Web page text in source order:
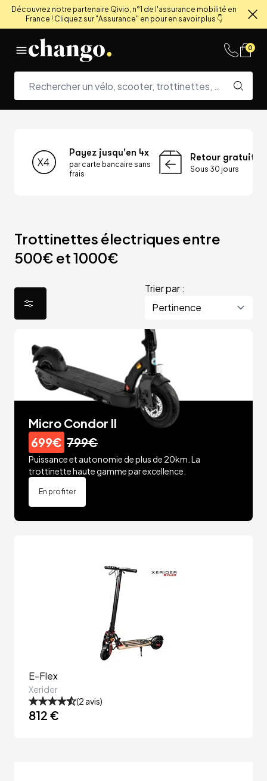
Découvrez notre partenaire Qivio, n°1 de l'assurance mobilité en
France ! Cliquez sur "Assurance" en pour en savoir plus 👇
0
Payez jusqu'en 4x
par carte bancaire sans
frais
Retour gratuit
Sous 30 jours
Trottinettes électriques entre
500€ et 1000€
Trier par :
Micro Condor II
699€ 799€
Puissance et autonomie de plus de 20km. La
trottinette haute gamme par excellence.
En profiter
E-Flex
Xerider
(2 avis)
812 €